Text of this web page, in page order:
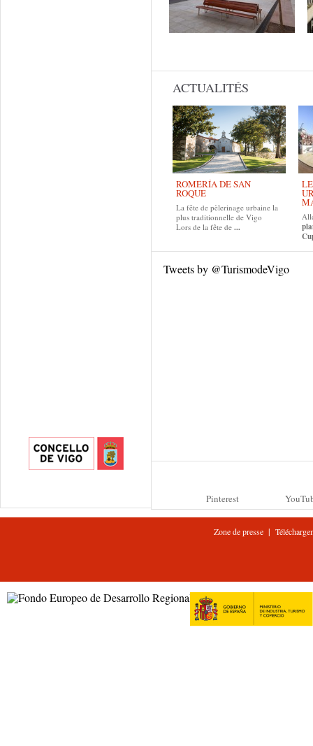
ACTUALITÉS
ROMERÍA DE SAN
ROQUE
La fête de pèlerinage urbaine la
plus traditionnelle de Vigo
Lors de la fête de ...
Tweets by @TurismodeVigo
Pinterest
Zone de presse |